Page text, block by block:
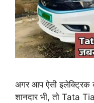
अगर आप ऐसी इलेक्ट्रिक
शानदार भी, तो Tata